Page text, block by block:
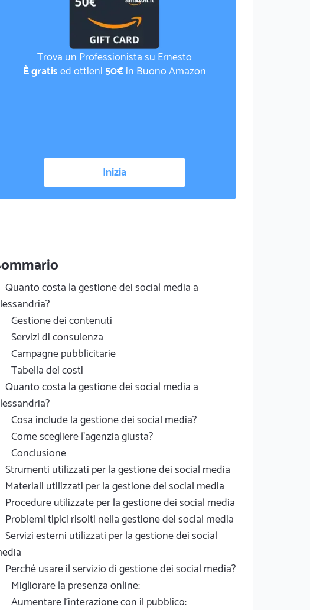
Trova un Professionista su Ernesto
È gratised ottieni50€in Buono Amazon
Inizia
Quanto costa la gestione dei social media a
Gestione dei contenuti
Servizi di consulenza
Campagne pubblicitarie
Tabella dei costi
Quanto costa la gestione dei social media a
Cosa include la gestione dei social media?
Come scegliere l'agenzia giusta?
Conclusione
Strumenti utilizzati per la gestione dei social media
Materiali utilizzati per la gestione dei social media
Procedure utilizzate per la gestione dei social media
Problemi tipici risolti nella gestione dei social media
Servizi esterni utilizzati per la gestione dei social
Perché usare il servizio di gestione dei social media?
Migliorare la presenza online:
Aumentare l'interazione con il pubblico: